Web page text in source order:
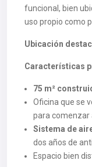
funcional, bien
uso propio como
Ubicación
Características
75 m²
Oficina que se
para comenzar
Sistema de
dos años de
Espacio bien